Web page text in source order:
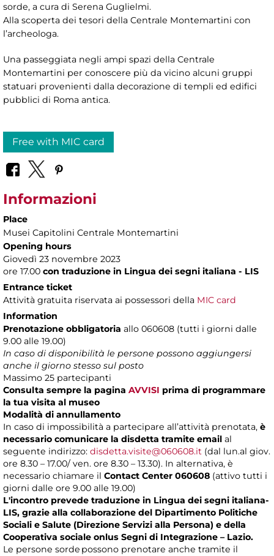
sorde, a cura di Serena Guglielmi.
Alla scoperta dei tesori della Centrale Montemartini con
l’archeologa.
Una passeggiata negli ampi spazi della Centrale
Montemartini per conoscere più da vicino alcuni gruppi
statuari provenienti dalla decorazione di templi ed edifici
pubblici di Roma antica.
Free with MIC card
Informazioni
Place
Musei Capitolini Centrale Montemartini
Opening hours
Giovedì 23 novembre 2023
ore 17.00 con traduzione in Lingua dei segni italiana - LIS
Entrance ticket
Attività gratuita riservata ai possessori della MIC card
Information
Prenotazione obbligatoria allo 060608 (tutti i giorni dalle
9.00 alle 19.00)
In caso di disponibilità le persone possono aggiungersi
anche il giorno stesso sul posto
Massimo 25 partecipanti
Consulta sempre la pagina AVVISI prima di programmare
la tua visita al museo
Modalità di annullamento
In caso di impossibilità a partecipare all’attività prenotata, è
necessario comunicare la disdetta tramite email al
seguente indirizzo: disdetta.visite@060608.it (dal lun.al giov.
ore 8.30 – 17.00/ ven. ore 8.30 – 13.30). In alternativa, è
necessario chiamare il Contact Center 060608 (attivo tutti i
giorni dalle ore 9.00 alle 19.00)
L'incontro prevede traduzione in Lingua dei segni italiana-
LIS, grazie alla collaborazione del Dipartimento Politiche
Sociali e Salute (Direzione Servizi alla Persona) e della
Cooperativa sociale onlus Segni di Integrazione – Lazio.
Le persone sorde possono prenotare anche tramite il